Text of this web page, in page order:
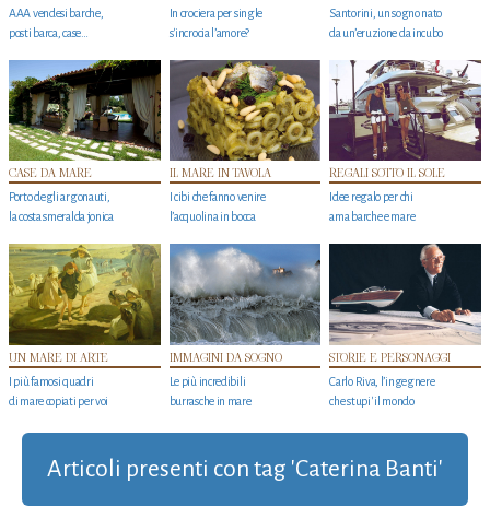
AAA vendesi barche,
posti barca, case…
In crociera per single
s'incrocia l’amore?
Santorini, un sogno nato
da un’eruzione da incubo
CASE DA MARE
Porto degli argonauti,
la costa smeralda jonica
IL MARE IN TAVOLA
I cibi che fanno venire
l’acquolina in bocca
REGALI SOTTO IL SOLE
Idee regalo per chi
ama barche e mare
UN MARE DI ARTE
I più famosi quadri
di mare copiati per voi
IMMAGINI DA SOGNO
Le più incredibili
burrasche in mare
STORIE E PERSONAGGI
Carlo Riva, l’ingegnere
che stupi' il mondo
Articoli presenti con tag 'Caterina Banti'